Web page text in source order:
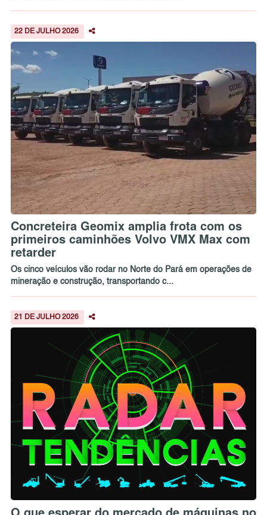
22 DE JULHO 2026
Concreteira Geomix amplia frota com os
primeiros caminhões Volvo VMX Max com
retarder
Os cinco veículos vão rodar no Norte do Pará em operações de
mineração e construção, transportando c...
21 DE JULHO 2026